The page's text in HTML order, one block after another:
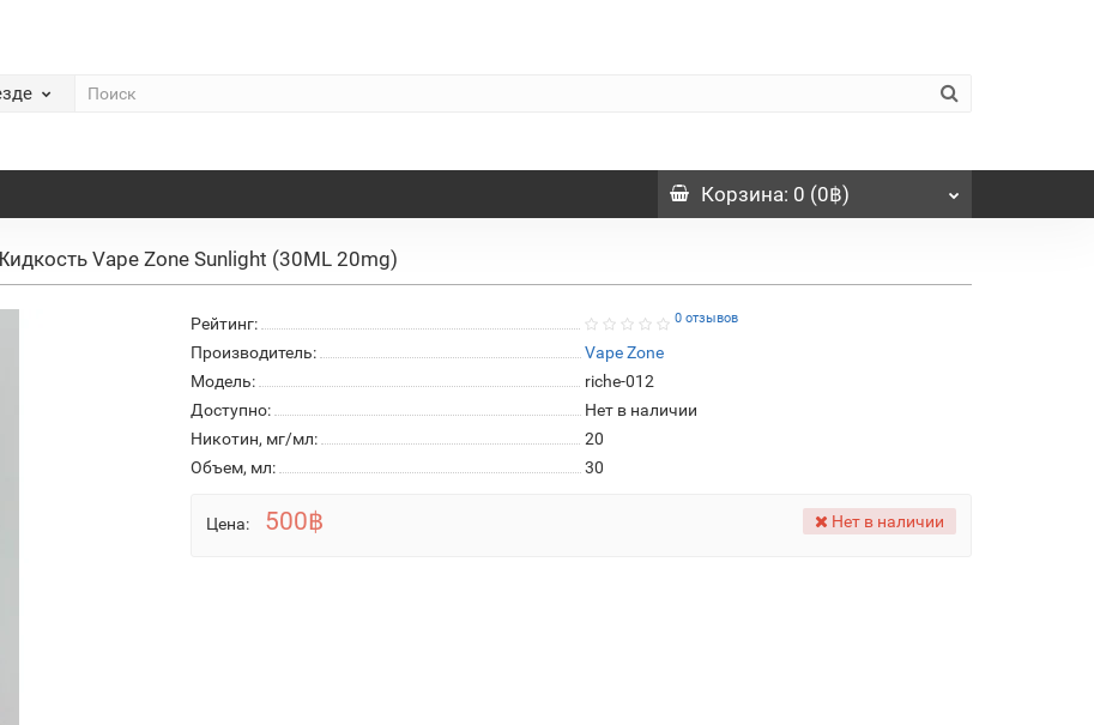
Корзина: 0 (0฿)
Vape Zone Sunlight (30ML 20mg)
Рейтинг: 0 отзывов
Производитель:
Vape Zone
Модель:
riche-012
Доступно:
Нет в наличии
Никотин, мг/мл:
20
Объем, мл:
30
Цена: 500฿ Нет в наличии